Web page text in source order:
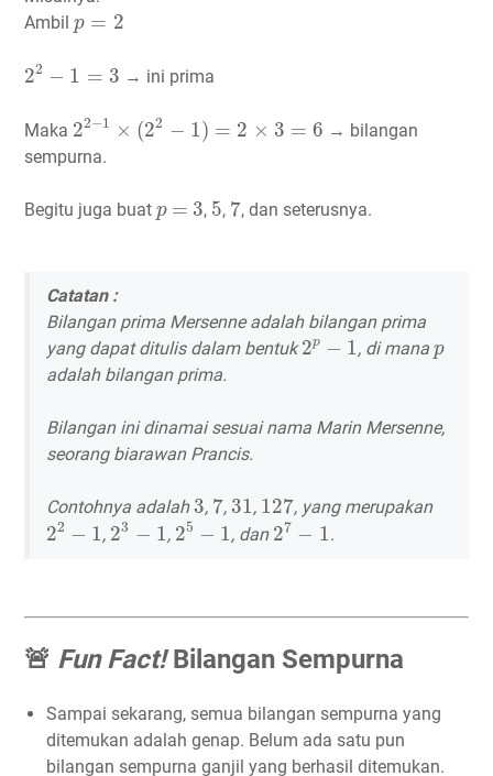
Ambil p = 2
p
22 − 1 = 3
22 1=
→ ini prima
Maka 22−1 × (22 − 1) = 2 × 3 = 6
22− 22 )= 3=
→ bilangan
sempurna.
Begitu juga buat p
p =
= 3
3, 5
5, 7
7, dan seterusnya.
Catatan :
Bilangan prima Mersenneadalah bilangan prima
yang dapat ditulis dalam bentuk2p − 1
2p 1 , di manap
p
adalah bilangan prima.
Bilangan ini dinamai sesuai nama Marin Mersenne,
seorang biarawan Prancis.
Contohnya adalah 3
3, 7
7, 31
31 , 127
127, yang merupakan
22 − 1
22−1
, 23 − 1
23 −1
, 25 − 1
25− 1
, dan 27 − 1
27−1
.
🚨 Fun Fact!Bilangan Sempurna
Sampai sekarang, semua bilangan sempurna yang
ditemukan adalah genap. Belum ada satu pun
bilangan sempurna ganjil yang berhasil ditemukan.